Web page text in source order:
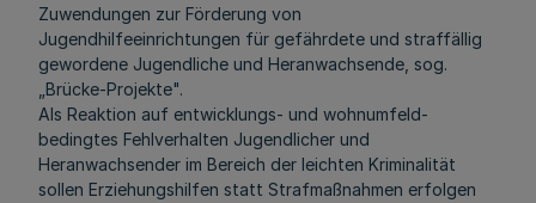
Zuwendungen zur Förderung von
Jugendhilfeeinrichtungen für gefährdete und straffällig
gewordene Jugendliche und Heranwachsende, sog.
„Brücke-Projekte".
Als Reaktion auf entwicklungs- und wohnumfeld-
bedingtes Fehlverhalten Jugendlicher und
Heranwachsender im Bereich der leichten Kriminalität
sollen Erziehungshilfen statt Strafmaßnahmen erfolgen